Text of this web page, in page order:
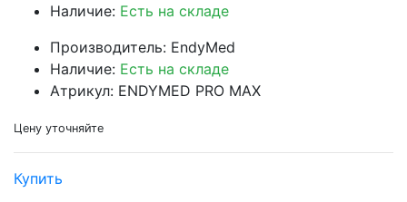
Наличие: Есть на складе
Производитель: EndyMed
Наличие: Есть на складе
Атрикул: ENDYMED PRO MAX
Цену уточняйте
Купить